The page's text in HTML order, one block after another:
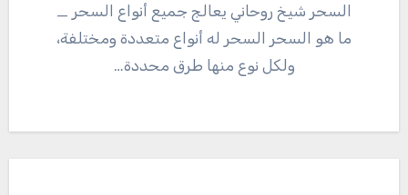
السحر شيخ روحاني يعالج جميع أنواع السحر _
ما هو السحر السحر له أنواع متعددة ومختلفة،
ولكل نوع منها طرق محددة…